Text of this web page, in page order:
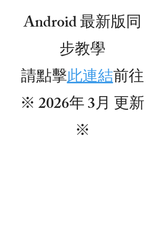
Android 最新版同
步教學
​請點擊此連結前往
※ 2026年 3月 更新
※